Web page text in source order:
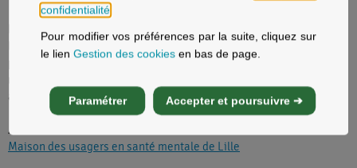
confidentialité
Pour modifier vos préférences par la suite, cliquez sur
le lienGestion des cookies en bas de page.
Paramétrer Accepter et poursuivre ➔
L'équipe
Lors de votre séjour, vous serez accueilli par une équipe
pluriprofessionnelle : médecins psychiatres, interne de psychiatrie,
administratif et logistique.
Autre lieu d'accueil
Maison des usagers en santé mentale de Lille